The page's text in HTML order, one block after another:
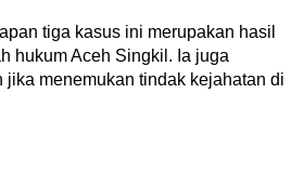
tiga kasus ini merupakan hasil
hukum Aceh Singkil. Ia juga
menemukan tindak kejahatan di